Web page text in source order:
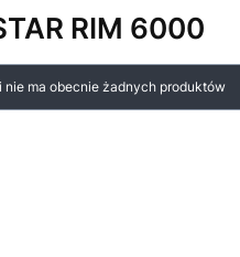
RIM 6000
nie ma obecnie żadnych produktów